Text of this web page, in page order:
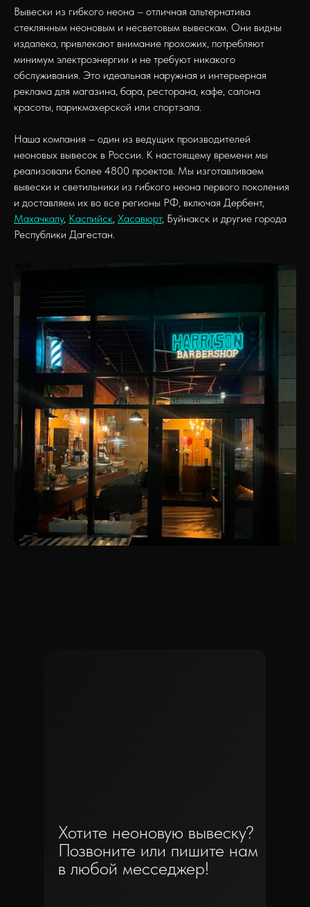
Вывески из гибкого неона – отличная альтернатива
стеклянным неоновым и несветовым вывескам. Они видны
издалека, привлекают внимание прохожих, потребляют
минимум электроэнергии и не требуют никакого
обслуживания. Это идеальная наружная и интерьерная
реклама для магазина, бара, ресторана, кафе, салона
красоты, парикмахерской или спортзала.
Наша компания – один из ведущих производителей
неоновых вывесок в России. К настоящему времени мы
реализовали более 4800 проектов. Мы изготавливаем
вывески и светильники из гибкого неона первого поколения
и доставляем их во все регионы РФ, включая Дербент,
Махачкалу, Каспийск, Хасавюрт, Буйнакск и другие города
Республики Дагестан.
Хотите неоновую вывеску?
Позвоните или пишите нам
в любой месседжер!